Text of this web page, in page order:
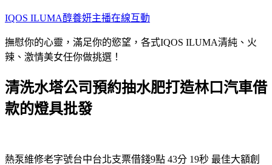
跳
主
要
容
IQOS ILUMA醇養妍主播在線互動
撫慰你的心靈，滿足你的慾望，各式IQOS ILUMA清純、火
辣、激情美女任你做挑選！
清洗水塔公司預約抽水肥打造林口汽車借
款的燈具批發
熱泵維修老字號台中台北支票借錢9點 43分 19秒 最佳大額創